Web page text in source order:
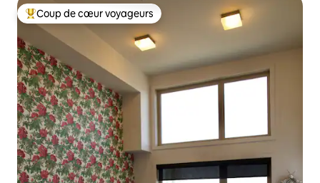
Coup de cœur voyageurs parmi les plus aimés
Coup de cœur voyageurs